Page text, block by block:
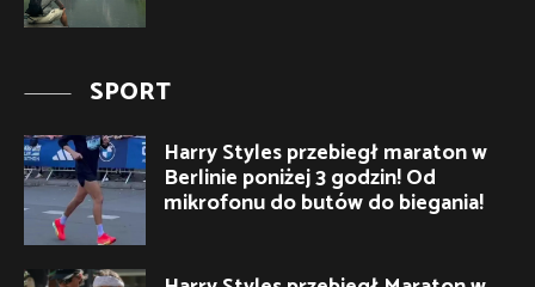
SPORT
Harry Styles przebiegł maraton w
Berlinie poniżej 3 godzin! Od
mikrofonu do butów do biegania!